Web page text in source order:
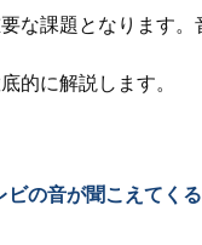
な課題となります
的に解説します。
ビの音が聞こえてく